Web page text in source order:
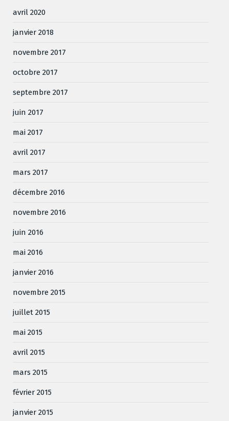
avril 2020
janvier 2018
novembre 2017
octobre 2017
septembre 2017
juin 2017
mai 2017
avril 2017
mars 2017
décembre 2016
novembre 2016
juin 2016
mai 2016
janvier 2016
novembre 2015
juillet 2015
mai 2015
avril 2015
mars 2015
février 2015
janvier 2015